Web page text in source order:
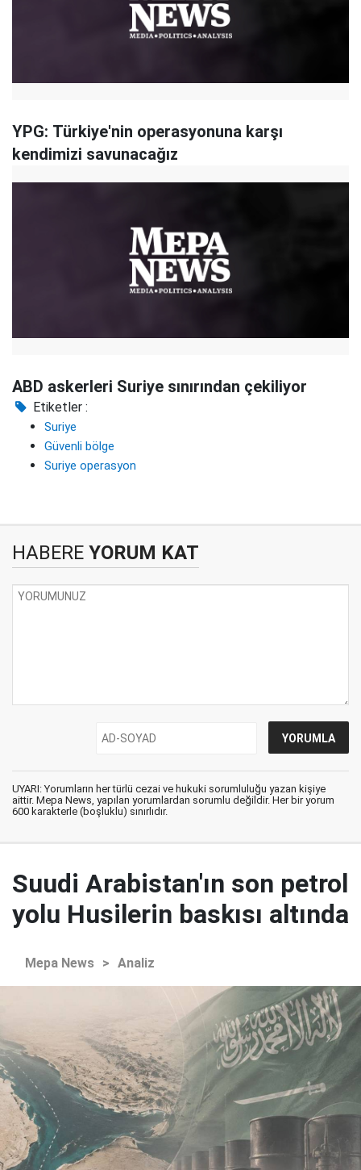
YPG: Türkiye'nin operasyonuna karşı
kendimizi savunacağız
ABD askerleri Suriye sınırından çekiliyor
Etiketler :
Suriye
Güvenli bölge
Suriye operasyon
HABERE YORUM KAT
UYARI: Yorumların her türlü cezai ve hukuki sorumluluğu yazan kişiye
aittir. Mepa News, yapılan yorumlardan sorumlu değildir. Her bir yorum
600 karakterle (boşluklu) sınırlıdır.
Suudi Arabistan'ın son petrol
yolu Husilerin baskısı altında
Mepa News > Analiz